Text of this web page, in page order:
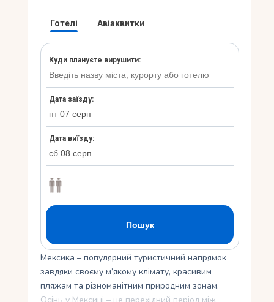
Мексика – популярний туристичний напрямок
завдяки своєму м’якому клімату, красивим
пляжам та різноманітним природним зонам.